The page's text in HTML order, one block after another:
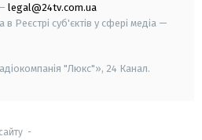
legal@24tv.com.ua
Реєстрі суб'єктів у сфері медіа —
"Люкс"», 24 Канал.
-